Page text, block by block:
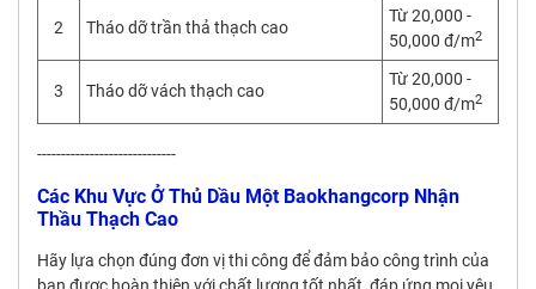
2 Tháo dỡ trần thả thạch cao
Từ 20,000 -
50,000 đ/m2
3 Tháo dỡ vách thạch cao
Từ 20,000 -
50,000 đ/m2
-----------------------------
Các Khu Vực Ở Thủ Dầu Một Baokhangcorp Nhận
Thầu Thạch Cao
Hãy lựa chọn đúng đơn vị thi công để đảm bảo công trình của